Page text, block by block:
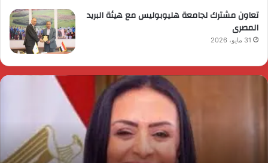
تعاون مشترك لجامعة هليوبوليس مع هيئة البريد
المصرى
31 مايو، 2026
رئيس